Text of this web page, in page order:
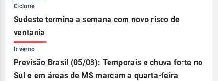
Ciclone
Sudeste termina a semana com novo risco de
ventania
Inverno
Previsão Brasil (05/08): Temporais e chuva forte no
Sul e em áreas de MS marcam a quarta-feira